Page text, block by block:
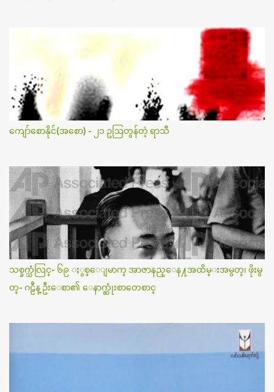
ကျော်စောနိုင်(အစော) - ၂၁ ဥဩတွန်တဲ့ ရာသီ
သစ္ခက္သံလြင္- ၆၉ ႏွစ္ေျမာက္ အာဇာနည္ေန႔အထိမ္းအမွတ္၊ ဖိုးမွ
တ္- ဂဠဳန္ ဦးေစာ၏ ေနာက္ဆုံးစာတေစာင္